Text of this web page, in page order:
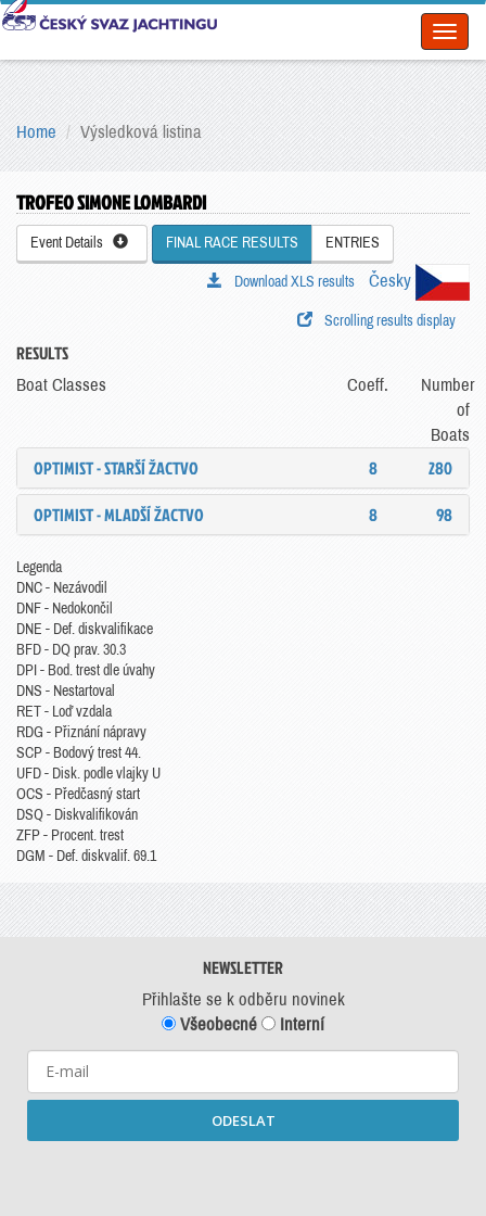
Home Výsledková listina
TROFEO SIMONE LOMBARDI
Event Details FINAL RACE RESULTS ENTRIES
Česky
Download XLS results
Scrolling results display
RESULTS
Boat Classes Coeff.
Number
of
Boats
OPTIMIST - STARŠÍ ŽACTVO 8
280
OPTIMIST - MLADŠÍ ŽACTVO
8 98
Legenda
DNC - Nezávodil
DNF - Nedokončil
DNE - Def. diskvalifikace
BFD - DQ prav. 30.3
DPI - Bod. trest dle úvahy
DNS - Nestartoval
RET - Loď vzdala
RDG - Přiznání nápravy
SCP - Bodový trest 44.
UFD - Disk. podle vlajky U
OCS - Předčasný start
DSQ - Diskvalifikován
ZFP - Procent. trest
DGM - Def. diskvalif. 69.1
NEWSLETTER
Přihlašte se k odběru novinek
Všeobecné
Interní
ODESLAT